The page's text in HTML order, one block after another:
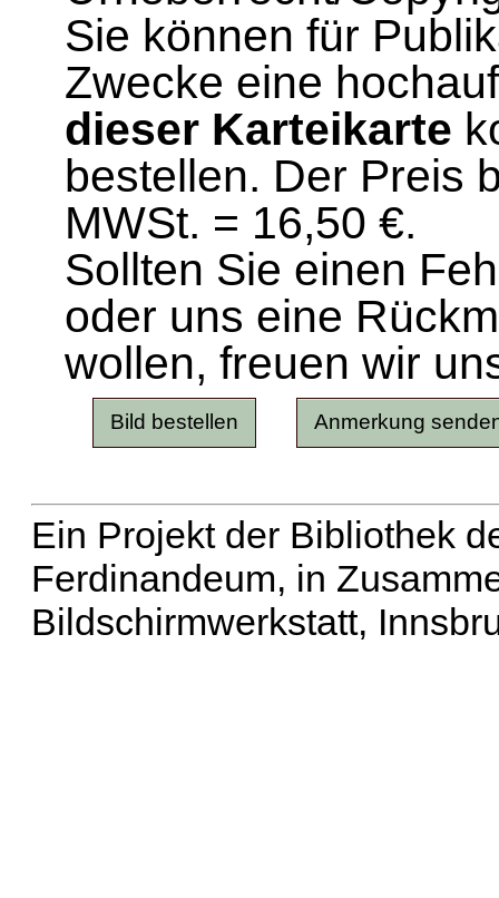
Sie können für
Zwecke eine
dieser Karteikarte
bestellen. Der Preis
MWSt. = 16,50 €.
Sollten Sie einen
oder uns eine
wollen, freuen wir
Ein Projekt der Bibliothek
Ferdinandeum, in
Bildschirmwerkstatt,